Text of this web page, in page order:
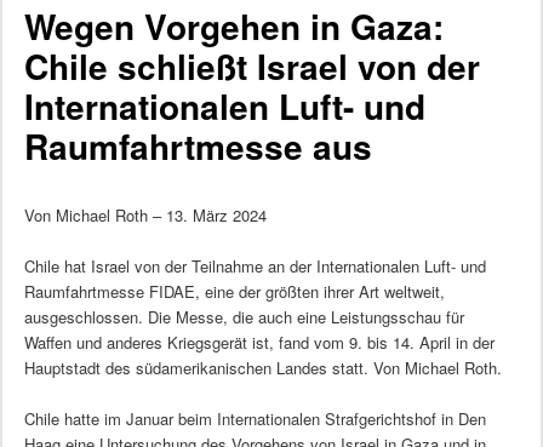
Wegen Vorgehen in Gaza:
Chile schließt Israel von der
Internationalen Luft- und
Raumfahrtmesse aus
Von Michael Roth – 13. März 2024
Chile hat Israel von der Teilnahme an der Internationalen Luft- und
Raumfahrtmesse FIDAE, eine der größten ihrer Art weltweit,
ausgeschlossen. Die Messe, die auch eine Leistungsschau für
Waffen und anderes Kriegsgerät ist, fand vom 9. bis 14. April in der
Hauptstadt des südamerikanischen Landes statt. Von Michael Roth.
Chile hatte im Januar beim Internationalen Strafgerichtshof in Den